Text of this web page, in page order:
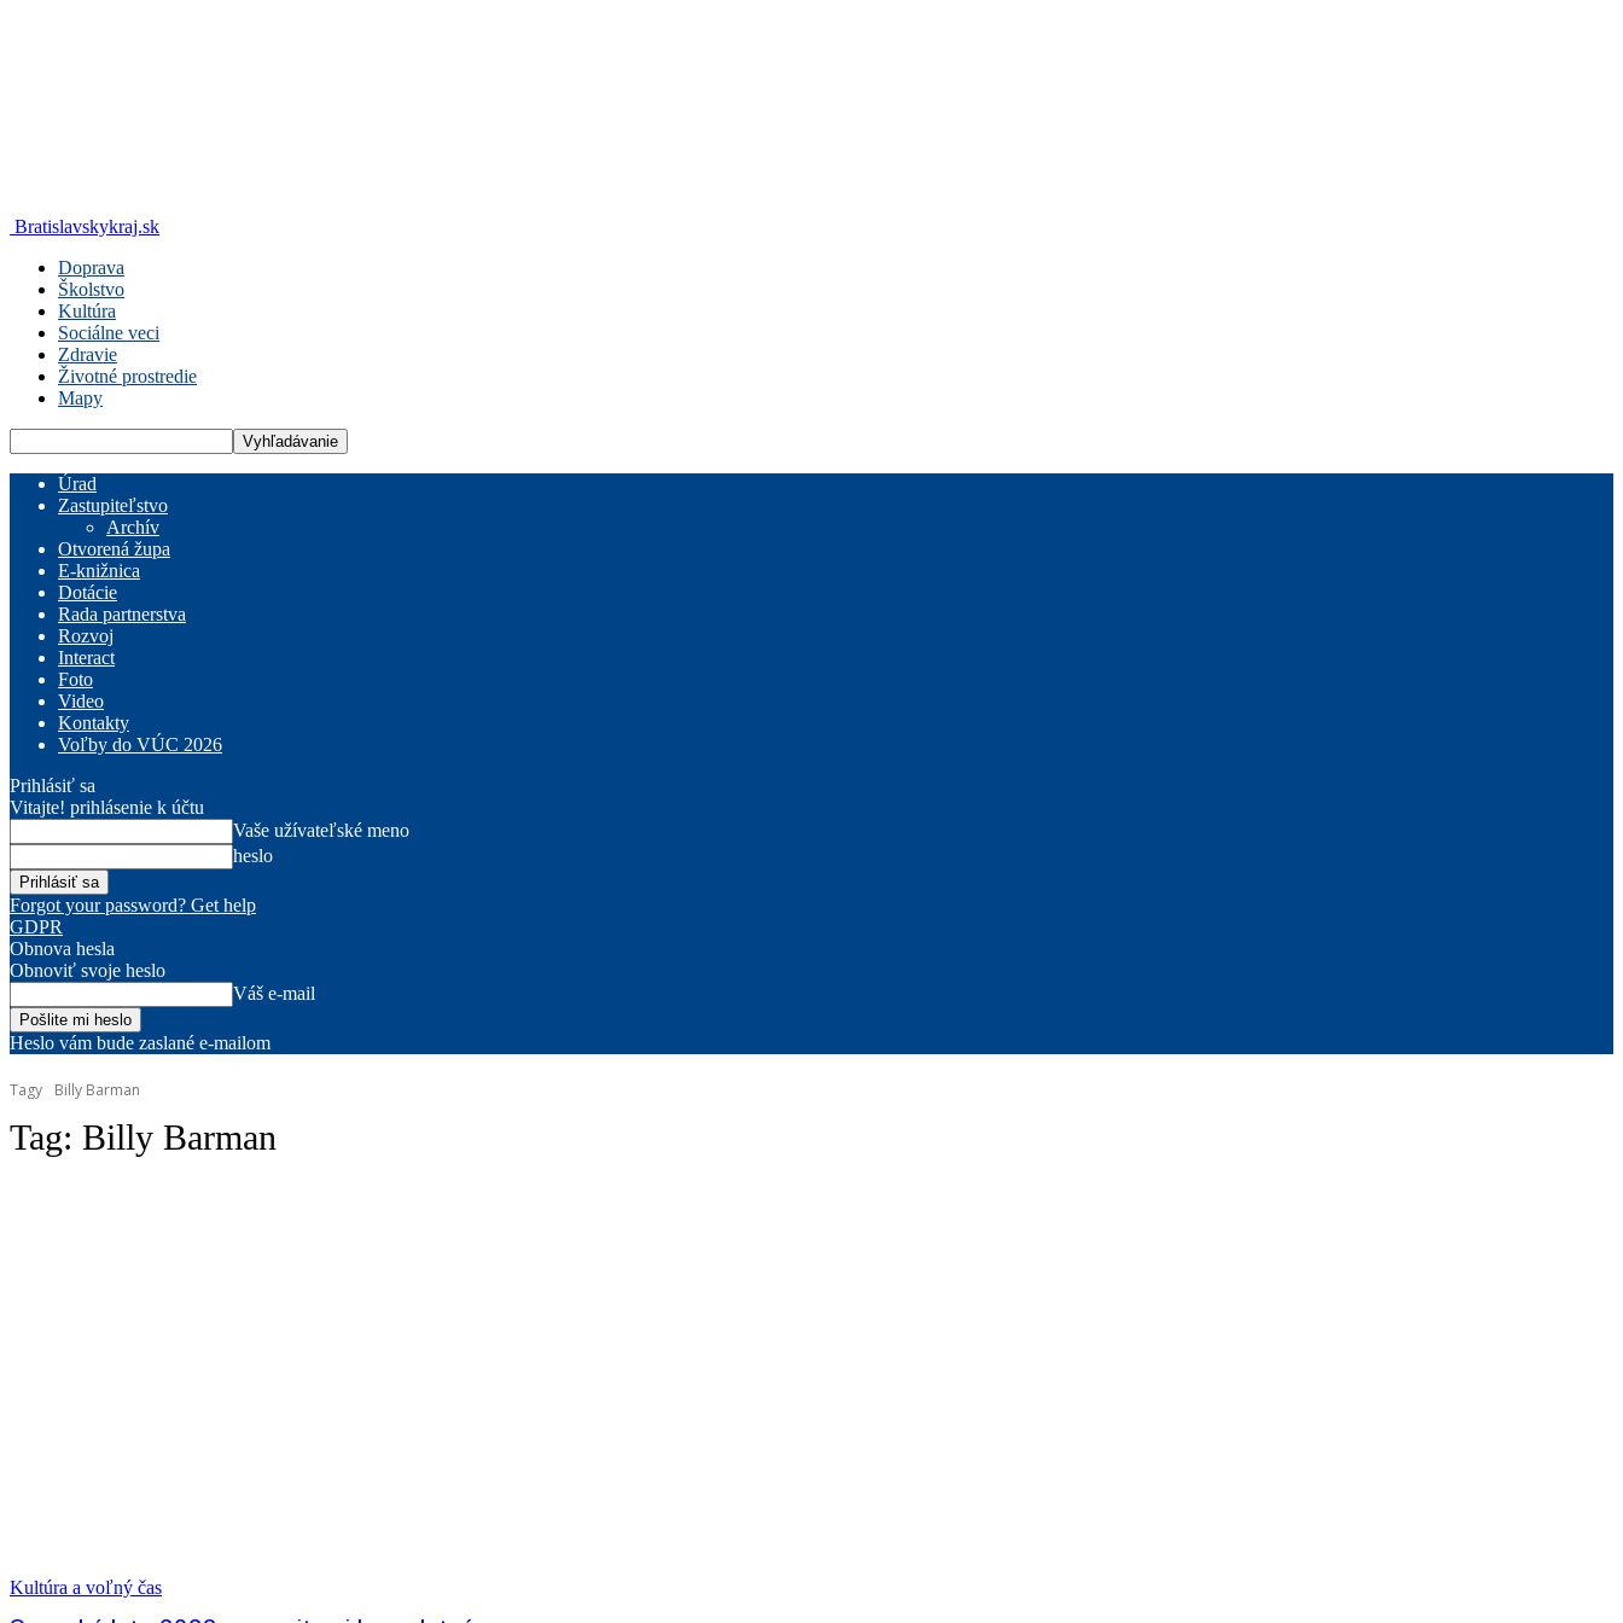
Bratislavskykraj.sk
Doprava
Školstvo
Kultúra
Sociálne veci
Zdravie
Životné prostredie
Mapy
Úrad
Zastupiteľstvo
Archív
Otvorená župa
E-knižnica
Dotácie
Rada partnerstva
Rozvoj
Interact
Foto
Video
Kontakty
Voľby do VÚC 2026
Prihlásiť sa
Vitajte! prihlásenie k účtu
Vaše užívateľské meno
heslo
Forgot your password? Get help
GDPR
Obnova hesla
Obnoviť svoje heslo
Váš e-mail
Heslo vám bude zaslané e-mailom
Tagy Billy Barman
Tag: Billy Barman
Kultúra a voľný čas